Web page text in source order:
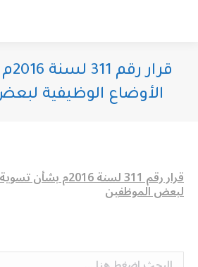
الأوضاع الوظيفية
قرار رقم 311 لسنة
لبعض الموظفين
Search: